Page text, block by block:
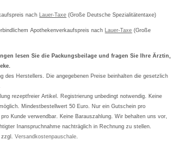
nach Lauer-Taxe (Große Deutsche Spezialitätentaxe)
Apothekenverkaufspreis nach Lauer-Taxe (Große
lesen Sie die Packungsbeilage und fragen Sie Ihre Ärztin,
des Herstellers. Die angegebenen Preise beinhalten die gesetzlich
rezeptfreier Artikel. Registrierung unbedingt notwendig. Keine
Mindestbestellwert 50 Euro. Nur ein Gutschein pro
Kunde verwendbar. Keine Barauszahlung. Wir behalten uns vor,
Inanspruchnahme nachträglich in Rechnung zu stellen.
zzgl.Versandkostenpauschale.